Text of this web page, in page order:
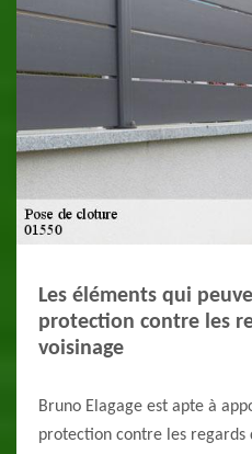
Les éléments qui
protection contre les
voisinage
Bruno Elagage est apte à
protection contre les regards